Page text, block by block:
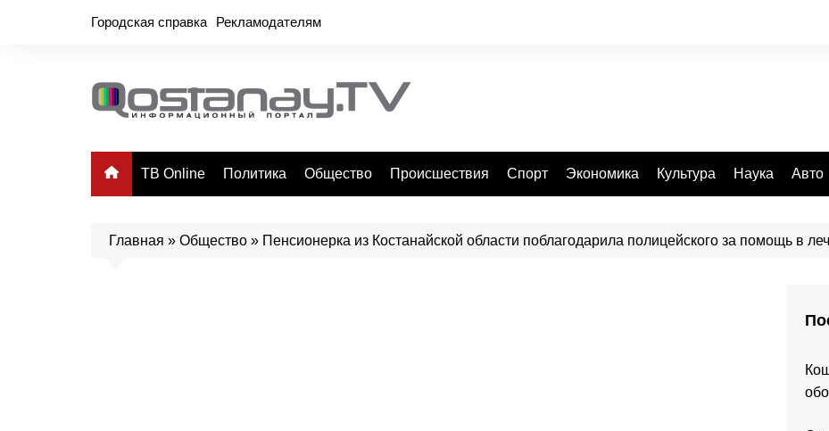
Городская справка Рекламодателям
ТВ Online Политика Общество Происшествия Спорт Экономика Культура Наука Авто
Главная » Общество » Пенсионерка из Костанайской области поблагодарила полицейского за помощь в